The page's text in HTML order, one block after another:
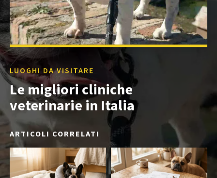
LUOGHI DA VISITARE
Le migliori cliniche
veterinarie in Italia
ARTICOLI CORRELATI